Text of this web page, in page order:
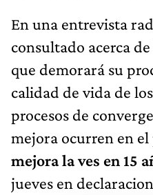
En una entrevista
consultado acerca
que demorará su
calidad de vida de
procesos de
mejora ocurren en
mejora la ves en 15
jueves en